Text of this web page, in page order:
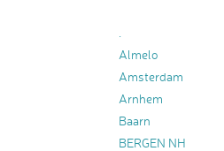
Almelo
Amsterdam
Arnhem
Baarn
BERGEN NH